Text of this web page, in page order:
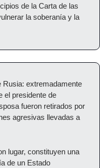
de la Carta de las
la soberanía y la
Rusia: extremadamente
el presidente de
fueron retirados por
agresivas llevadas a
lugar, constituyen una
de un Estado